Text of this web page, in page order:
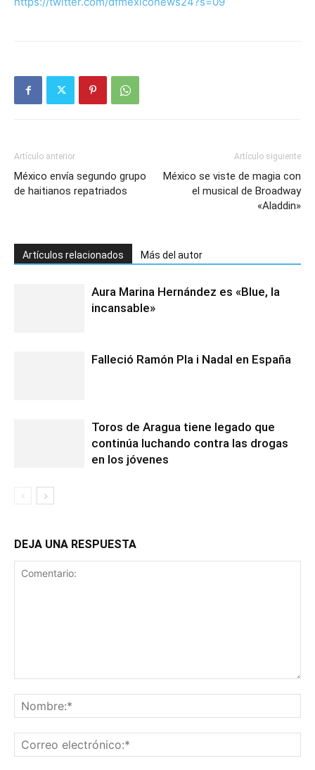
Artículo anterior
México envía segundo grupo
de haitianos repatriados
Artículo siguiente
México se viste de magia con
el musical de Broadway
«Aladdin»
Artículos relacionados Más del autor
Aura Marina Hernández es «Blue, la
incansable»
Falleció Ramón Pla i Nadal en España
Toros de Aragua tiene legado que
continúa luchando contra las drogas
en los jóvenes
DEJA UNA RESPUESTA